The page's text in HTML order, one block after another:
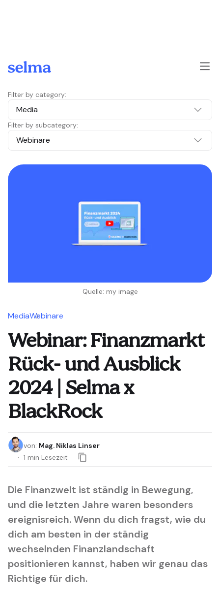
Filter by category:
Media
Filter by subcategory:
Webinare
Quelle: my image
MediaWebinare
Webinar: Finanzmarkt
Rück- und Ausblick
2024 | Selma x
BlackRock
von: Mag. Niklas Linser
1 min Lesezeit
Die Finanzwelt ist ständig in Bewegung,
und die letzten Jahre waren besonders
ereignisreich. Wenn du dich fragst, wie du
dich am besten in der ständig
wechselnden Finanzlandschaft
positionieren kannst, haben wir genau das
Richtige für dich.